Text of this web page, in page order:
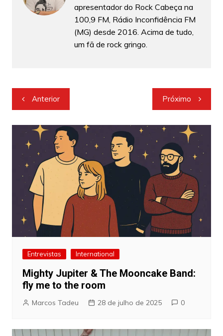
apresentador do Rock Cabeça na
100,9 FM, Rádio Inconfidência FM
(MG) desde 2016. Acima de tudo,
um fã de rock gringo.
Navegação
de
Post
Anterior Próximo
Entrevistas International
Mighty Jupiter & The Mooncake Band:
fly me to the room
Marcos Tadeu 28 de julho de 2025 0